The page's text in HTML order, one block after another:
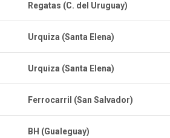
Regatas (C. del Uruguay)
Urquiza (Santa Elena)
Urquiza (Santa Elena)
Ferrocarril (San Salvador)
BH (Gualeguay)